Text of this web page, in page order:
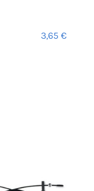
3,65€